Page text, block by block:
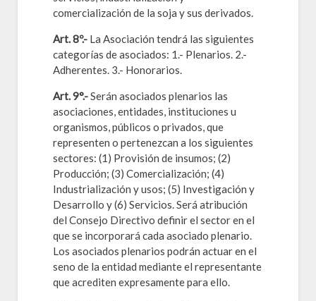
comercialización de la soja y sus derivados.
Art. 8º.- La Asociación tendrá las siguientes
categorías de asociados: 1.- Plenarios. 2.-
Adherentes. 3.- Honorarios.
Art. 9°.-Serán asociados plenarios las
asociaciones, entidades, instituciones u
organismos, públicos o privados, que
representen o pertenezcan a los siguientes
sectores: (1) Provisión de insumos; (2)
Producción; (3) Comercialización; (4)
Industrialización y usos; (5) Investigación y
Desarrollo y (6) Servicios. Será atribución
del Consejo Directivo definir el sector en el
que se incorporará cada asociado plenario.
Los asociados plenarios podrán actuar en el
seno de la entidad mediante el representante
que acrediten expresamente para ello.